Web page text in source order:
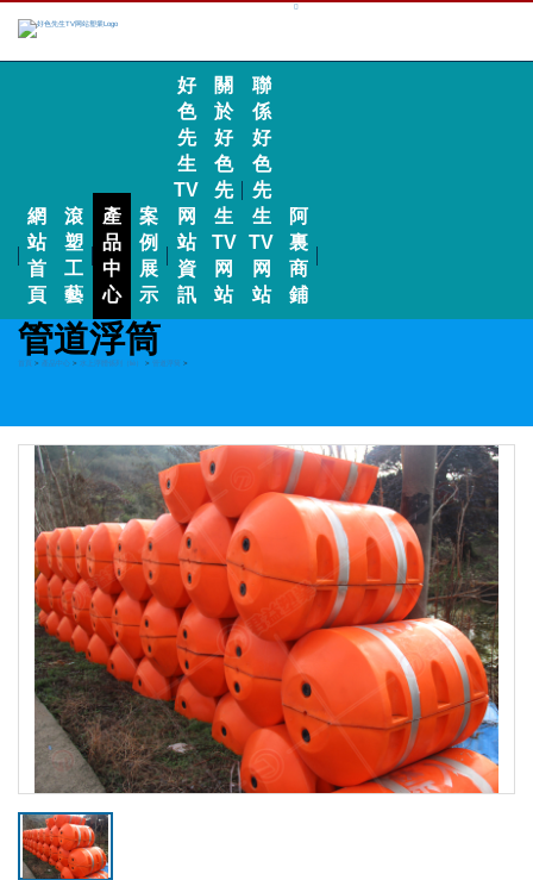
網
站
首
頁
滾
塑
工
藝
產
品
中
心
案
例
展
示
好
色
先
生
TV
网
站
資
訊
關
於
好
色
先
生
TV
网
站
聯
係
好
色
先
生
TV
网
站
阿
裏
商
鋪
管道浮筒
首頁 > 產品中心 > 水上浮體係列（liè） > 管道浮筒 >